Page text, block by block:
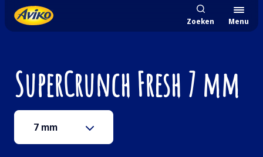
Zoeken Menu
SuperCrunch Fresh 7 mm
7 mm